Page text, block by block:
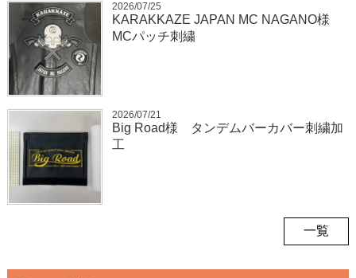
2026/07/25
KARAKKAZE JAPAN MC NAGANO様
MCパッチ刺繍
2026/07/21
Big Road様 タンデムバーカバー刺繍加
工
一覧